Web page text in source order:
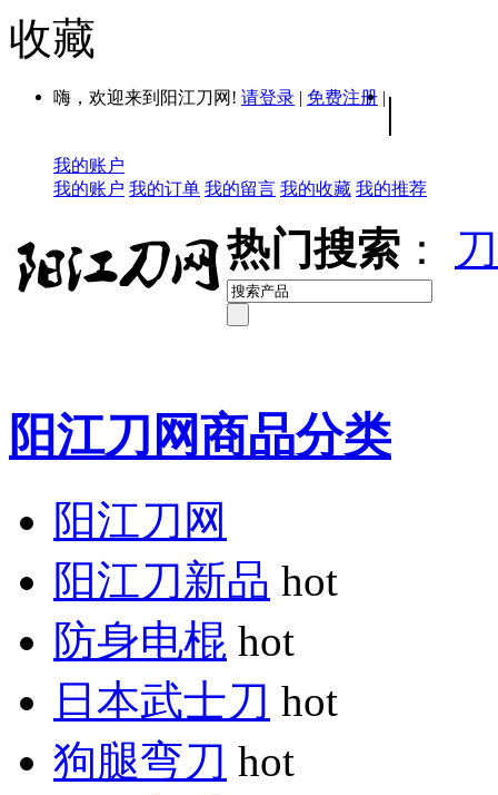
收藏
嗨，欢迎来到阳江刀网! 请登录 | 免费注册 | |
我的账户
我的账户 我的订单 我的留言 我的收藏 我的推荐
热门搜索 ：
阳江刀网商品分类
阳江刀网
阳江刀新品 hot
防身电棍 hot
日本武士刀 hot
狗腿弯刀 hot